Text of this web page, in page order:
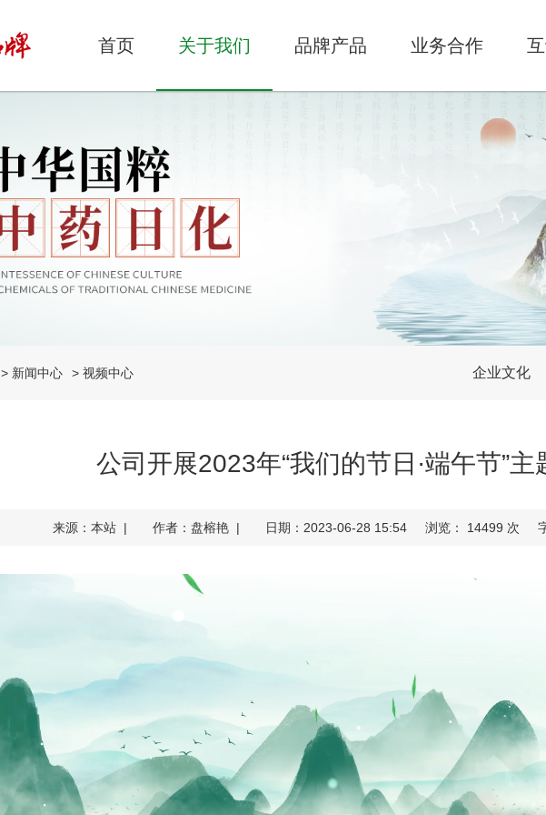
首页 关于我们 品牌产品 业务合作
> 新闻中心 > 视频中心 企业文化
公司开展2023年“我们的节日·端午节”主
来源：本站 | 作者：盘榕艳 | 日期：2023-06-28 15:54 浏览： 14499 次